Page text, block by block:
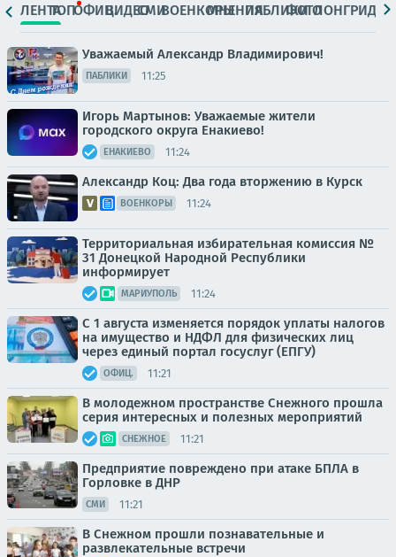
ЛЕНТАТОПОФИЦ.ВИДЕОСМИВОЕНКОРЫМНЕНИЯПАБЛИКИ
ФОТОЛОНГРИДЫ
Уважаемый Александр Владимирович!
ПАБЛИКИ 11:25
Игорь Мартынов: Уважаемые жители
городского округа Енакиево!
ЕНАКИЕВО 11:24
Александр Коц: Два года вторжению в Курск
ВОЕНКОРЫ 11:24
Территориальная избирательная комиссия №
31 Донецкой Народной Республики
информирует
МАРИУПОЛЬ 11:24
С 1 августа изменяется порядок уплаты налогов
на имущество и НДФЛ для физических лиц
через единый портал госуслуг (ЕПГУ)
ОФИЦ. 11:21
В молодежном пространстве Снежного прошла
серия интересных и полезных мероприятий
СНЕЖНОЕ 11:21
Предприятие повреждено при атаке БПЛА в
Горловке в ДНР
СМИ 11:21
В Снежном прошли познавательные и
развлекательные встречи